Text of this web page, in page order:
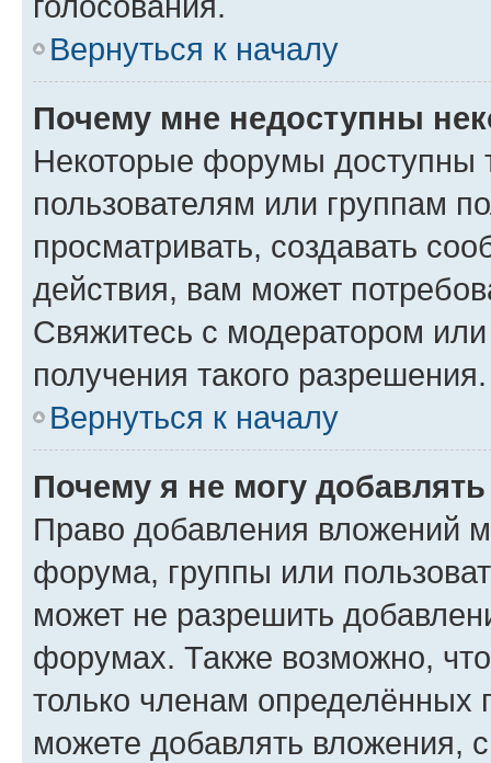
Вернуться к началу
Почему мне недоступны
Некоторые форумы доступны
пользователям или группам
просматривать, создавать
действия, вам может
Свяжитесь с модератором
получения такого разрешения.
Вернуться к началу
Почему я не могу
Право добавления вложений
форума, группы или
может не разрешить
форумах. Также возможно,
только членам определённых
можете добавлять вложения,